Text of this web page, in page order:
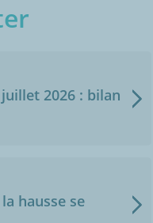
2026 : bilan
hausse se